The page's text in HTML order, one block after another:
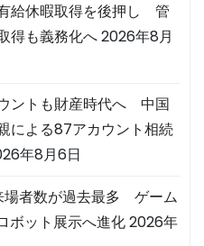
給休暇取得を後押し 管
得も義務化へ2026年8月
ントも財産時代へ 中国
による87アカウント相続
年8月6日
者数が過去最多 ゲーム
ボット展示へ進化2026年